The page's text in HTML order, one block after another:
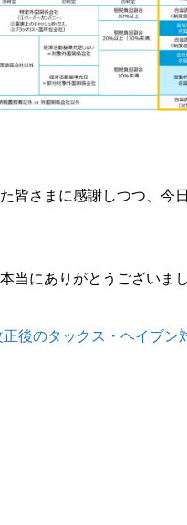
皆さまに感謝しつつ、今
当にありがとうございまし
正後のタックス・ヘイブン